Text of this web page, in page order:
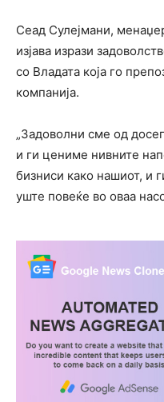
Сеад Сулејмани,
изјава изрази
со Владата која го
компанија.
„Задоволни сме од
и ги цениме нивните
бизниси како нашиот, и
уште повеќе во оваа